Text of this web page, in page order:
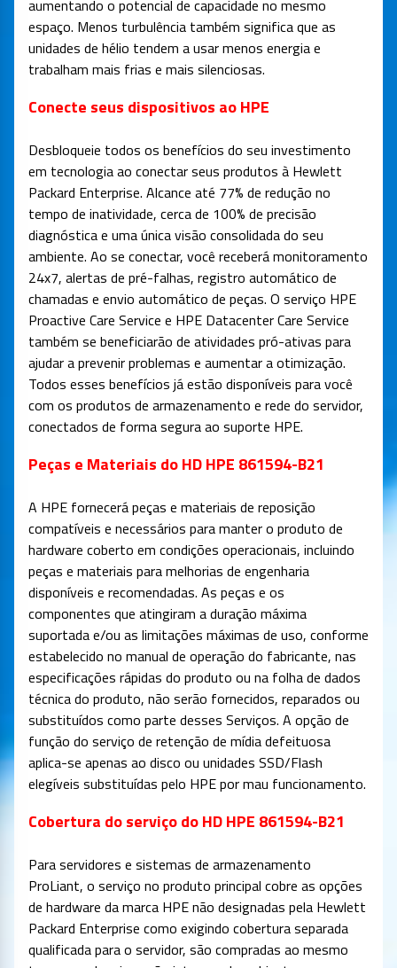
aumentando o potencial de capacidade no mesmo
espaço. Menos turbulência também significa que as
unidades de hélio tendem a usar menos energia e
trabalham mais frias e mais silenciosas.
Conecte seus dispositivos ao HPE
Desbloqueie todos os benefícios do seu investimento
em tecnologia ao conectar seus produtos à Hewlett
Packard Enterprise. Alcance até 77% de redução no
tempo de inatividade, cerca de 100% de precisão
diagnóstica e uma única visão consolidada do seu
ambiente. Ao se conectar, você receberá monitoramento
24x7, alertas de pré-falhas, registro automático de
chamadas e envio automático de peças. O serviço HPE
Proactive Care Service e HPE Datacenter Care Service
também se beneficiarão de atividades pró-ativas para
ajudar a prevenir problemas e aumentar a otimização.
Todos esses benefícios já estão disponíveis para você
com os produtos de armazenamento e rede do servidor,
conectados de forma segura ao suporte HPE.
Peças e Materiais do HD HPE 861594-B21
A HPE fornecerá peças e materiais de reposição
compatíveis e necessários para manter o produto de
hardware coberto em condições operacionais, incluindo
peças e materiais para melhorias de engenharia
disponíveis e recomendadas. As peças e os
componentes que atingiram a duração máxima
suportada e/ou as limitações máximas de uso, conforme
estabelecido no manual de operação do fabricante, nas
especificações rápidas do produto ou na folha de dados
técnica do produto, não serão fornecidos, reparados ou
substituídos como parte desses Serviços. A opção de
função do serviço de retenção de mídia defeituosa
aplica-se apenas ao disco ou unidades SSD/Flash
elegíveis substituídas pelo HPE por mau funcionamento.
Cobertura do serviço do HD HPE 861594-B21
Para servidores e sistemas de armazenamento
ProLiant, o serviço no produto principal cobre as opções
de hardware da marca HPE não designadas pela Hewlett
Packard Enterprise como exigindo cobertura separada
qualificada para o servidor, são compradas ao mesmo